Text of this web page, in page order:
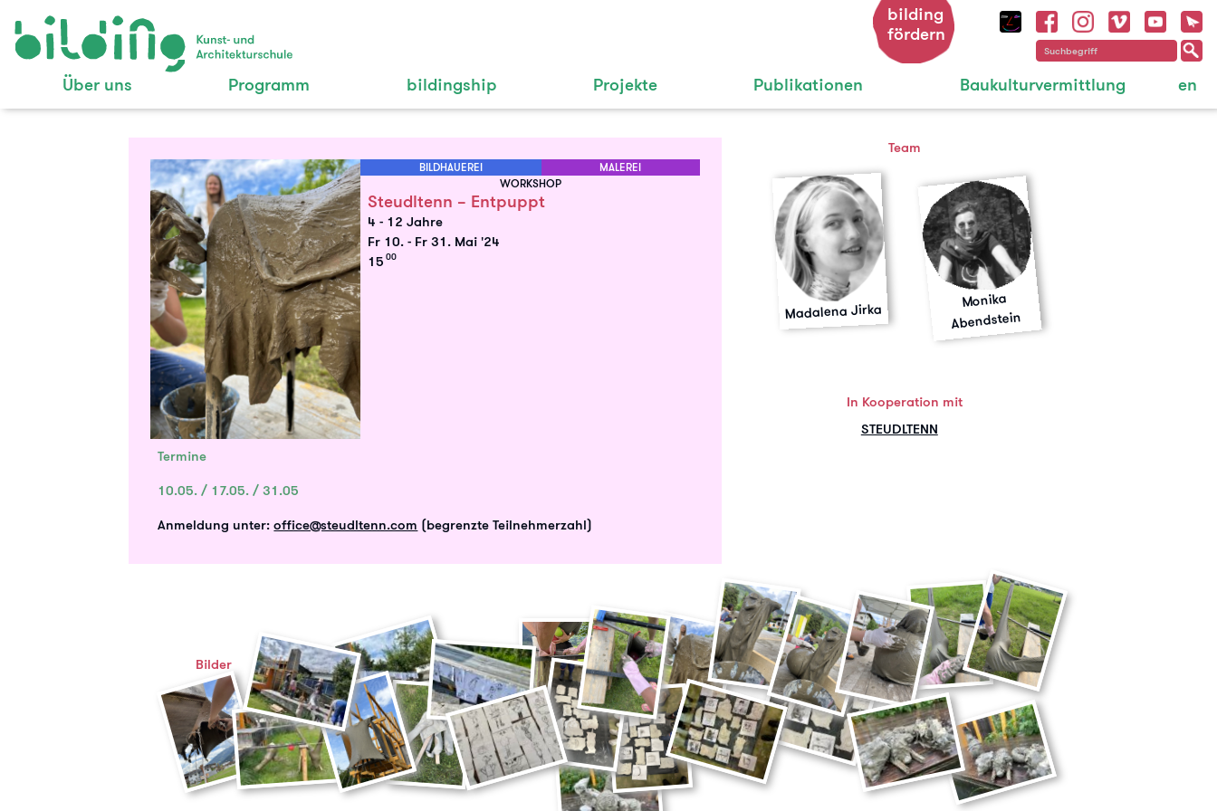
Über uns Programm bildingship Projekte Publikationen Baukulturvermittlung en
bilding
fördern
BILDHAUEREI
MALEREI
WORKSHOP
Steudltenn – Entpuppt
4 - 12 Jahre
Fr 10.- Fr 31. Mai '24
15 00
Termine
10.05. / 17.05. / 31.05
Anmeldung unter:office@steudltenn.com (begrenzte Teilnehmerzahl)
Team
Madalena Jirka Monika
Abendstein
In Kooperation mit
STEUDLTENN
Bilder